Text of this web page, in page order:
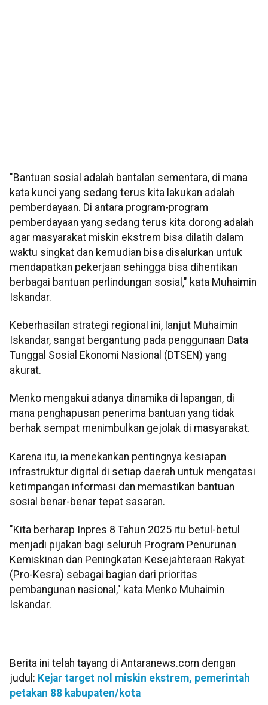
"Bantuan sosial adalah bantalan sementara, di mana
kata kunci yang sedang terus kita lakukan adalah
pemberdayaan. Di antara program-program
pemberdayaan yang sedang terus kita dorong adalah
agar masyarakat miskin ekstrem bisa dilatih dalam
waktu singkat dan kemudian bisa disalurkan untuk
mendapatkan pekerjaan sehingga bisa dihentikan
berbagai bantuan perlindungan sosial," kata Muhaimin
Iskandar.
Keberhasilan strategi regional ini, lanjut Muhaimin
Iskandar, sangat bergantung pada penggunaan Data
Tunggal Sosial Ekonomi Nasional (DTSEN) yang
akurat.
Menko mengakui adanya dinamika di lapangan, di
mana penghapusan penerima bantuan yang tidak
berhak sempat menimbulkan gejolak di masyarakat.
Karena itu, ia menekankan pentingnya kesiapan
infrastruktur digital di setiap daerah untuk mengatasi
ketimpangan informasi dan memastikan bantuan
sosial benar-benar tepat sasaran.
"Kita berharap Inpres 8 Tahun 2025 itu betul-betul
menjadi pijakan bagi seluruh Program Penurunan
Kemiskinan dan Peningkatan Kesejahteraan Rakyat
(Pro-Kesra) sebagai bagian dari prioritas
pembangunan nasional," kata Menko Muhaimin
Iskandar.
Berita ini telah tayang di Antaranews.com dengan
judul: Kejar target nol miskin ekstrem, pemerintah
petakan 88 kabupaten/kota